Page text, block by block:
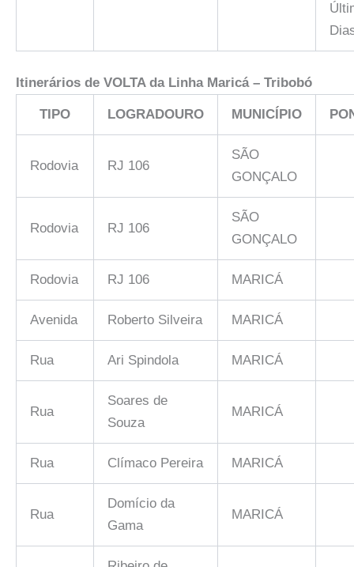
Itinerários de VOLTA da Linha Maricá – Tribobó
TIPO LOGRADOURO MUNICÍPIO
Rodovia RJ 106
SÃO
GONÇALO
Rodovia RJ 106
SÃO
GONÇALO
Rodovia RJ 106 MARICÁ
Avenida Roberto Silveira MARICÁ
Rua Ari Spindola MARICÁ
Rua
Soares de
Souza
MARICÁ
Rua Clímaco Pereira MARICÁ
Rua
Domício da
Gama
MARICÁ